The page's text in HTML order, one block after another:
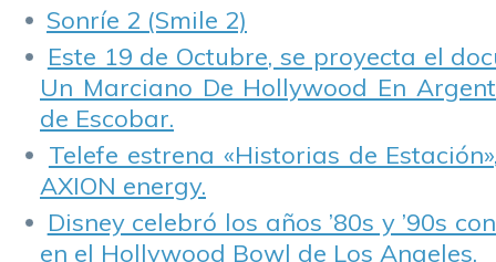
Sonríe 2 (Smile 2)
Este 19 de Octubre, se proyecta el
Un Marciano De Hollywood En
de Escobar.
Telefe estrena «Historias de
AXION energy.
Disney celebró los años ’80s y ’90s
en el Hollywood Bowl de Los Angeles.